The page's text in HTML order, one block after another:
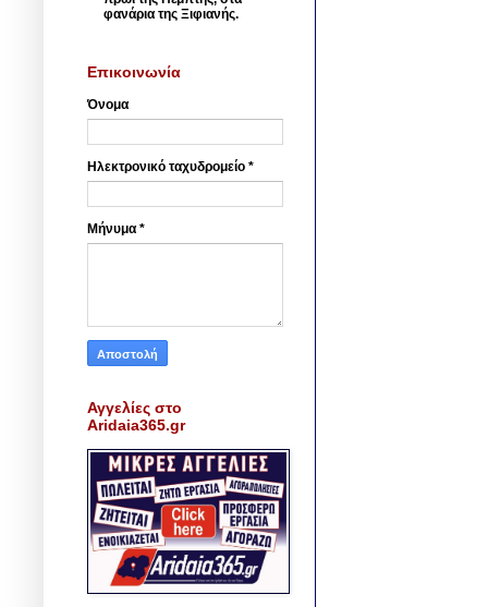
φανάρια της Ξιφιανής.
Επικοινωνία
Όνομα
Ηλεκτρονικό ταχυδρομείο *
Μήνυμα *
Αγγελίες στο
Aridaia365.gr